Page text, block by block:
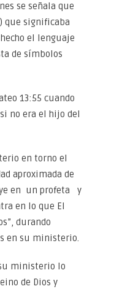
se señala que
que significaba
el lenguaje
de símbolos
13:55 cuando
no era el hijo del
en torno el
aproximada de
en un profeta y
en lo que El
durando
en su ministerio.
ministerio lo
de Dios y